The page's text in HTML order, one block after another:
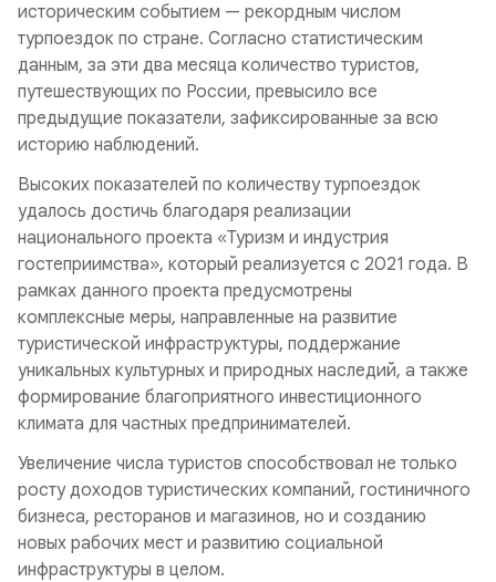
историческим событием — рекордным числом
турпоездок по стране. Согласно статистическим
данным, за эти два месяца количество туристов,
путешествующих по России, превысило все
предыдущие показатели, зафиксированные за всю
историю наблюдений.
Высоких показателей по количеству турпоездок
удалось достичь благодаря реализации
национального проекта «Туризм и индустрия
гостеприимства», который реализуется с 2021 года. В
рамках данного проекта предусмотрены
комплексные меры, направленные на развитие
туристической инфраструктуры, поддержание
уникальных культурных и природных наследий, а также
формирование благоприятного инвестиционного
климата для частных предпринимателей.
Увеличение числа туристов способствовал не только
росту доходов туристических компаний, гостиничного
бизнеса, ресторанов и магазинов, но и созданию
новых рабочих мест и развитию социальной
инфраструктуры в целом.